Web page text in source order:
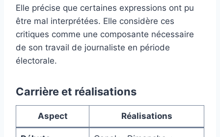
Elle précise que certaines expressions ont pu
être mal interprétées. Elle considère ces
critiques comme une composante nécessaire
de son travail de journaliste en période
électorale.
Carrière et réalisations
Aspect Réalisations